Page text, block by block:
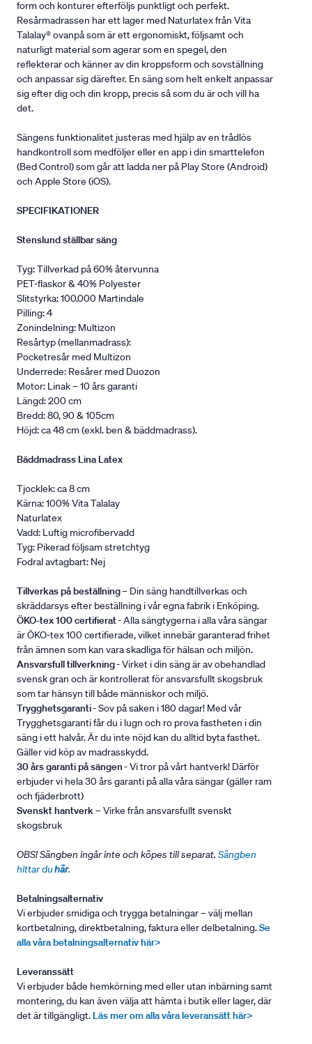
form och konturer efterföljs punktligt och perfekt.
Resårmadrassen har ett lager med Naturlatex från Vita
Talalay® ovanpå som är ett ergonomiskt, följsamt och
naturligt material som agerar som en spegel, den
reflekterar och känner av din kroppsform och sovställning
och anpassar sig därefter. En säng som helt enkelt anpassar
sig efter dig och din kropp, precis så som du är och vill ha
det.
Sängens funktionalitet justeras med hjälp av en trådlös
handkontroll som medföljer eller en app i din smarttelefon
(Bed Control) som går att ladda ner på Play Store (Android)
och Apple Store (iOS).
SPECIFIKATIONER
Stenslund ställbar säng
Tyg: Tillverkad på 60% återvunna
PET-flaskor & 40% Polyester
Slitstyrka: 100.000 Martindale
Pilling: 4
Zonindelning: Multizon
Resårtyp (mellanmadrass):
Pocketresår med Multizon
Underrede: Resårer med Duozon
Motor: Linak – 10 års garanti
Längd: 200 cm
Bredd: 80, 90 & 105cm
Höjd: ca 48 cm (exkl. ben & bäddmadrass).
Bäddmadrass Lina Latex
Tjocklek: ca 8 cm
Kärna: 100% Vita Talalay
Naturlatex
Vadd: Luftig microfibervadd
Tyg: Pikerad följsam stretchtyg
Fodral avtagbart: Nej
Tillverkas på beställning– Din säng handtillverkas och
skräddarsys efter beställning i vår egna fabrik i Enköping.
ÖKO-tex 100 certifierat- Alla sängtygerna i alla våra sängar
är ÖKO-tex 100 certifierade, vilket innebär garanterad frihet
från ämnen som kan vara skadliga för hälsan och miljön.
Ansvarsfull tillverkning- Virket i din säng är av obehandlad
svensk gran och är kontrollerat för ansvarsfullt skogsbruk
som tar hänsyn till både människor och miljö.
Trygghetsgaranti- Sov på saken i 180 dagar! Med vår
Trygghetsgaranti får du i lugn och ro prova fastheten i din
säng i ett halvår. Är du inte nöjd kan du alltid byta fasthet.
Gäller vid köp av madrasskydd.
30 års garanti på sängen- Vi tror på vårt hantverk! Därför
erbjuder vi hela 30 års garanti på alla våra sängar (gäller ram
och fjäderbrott)
Svenskt hantverk– Virke från ansvarsfullt svenskt
skogsbruk
OBS! Sängben ingår inte och köpes till separat. Sängben
hittar duhär.
Betalningsalternativ
Vi erbjuder smidiga och trygga betalningar – välj mellan
kortbetalning, direktbetalning, faktura eller delbetalning.Se
alla våra betalningsalternativ här>
Leveranssätt
Vi erbjuder både hemkörning med eller utan inbärning samt
montering, du kan även välja att hämta i butik eller lager, där
det är tillgängligt. Läs mer om alla våra leveransätt här>